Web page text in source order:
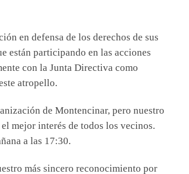
en defensa de los derechos de sus
están participando en las acciones
con la Junta Directiva como
atropello.
de Montencinar, pero nuestro
mejor interés de todos los vecinos.
a las 17:30.
más sincero reconocimiento por